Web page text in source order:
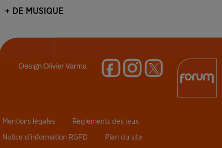
+ DE MUSIQUE
DesignOlivier Varma
Mentions légales Règlements des jeux
Notice d’information RGPD Plan du site